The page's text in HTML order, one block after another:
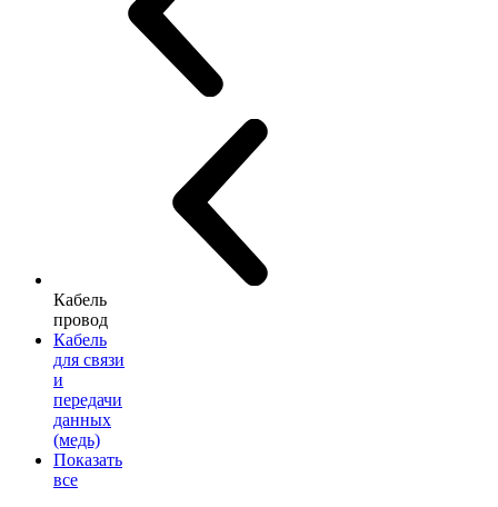
Кабель
провод
Кабель
для связи
и
передачи
данных
(медь)
Показать
все